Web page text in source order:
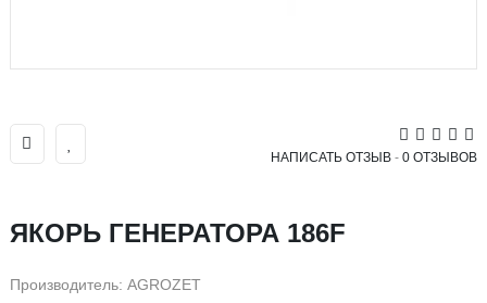
НАПИСАТЬ ОТЗЫВ - 0 ОТЗЫВОВ
ЯКОРЬ ГЕНЕРАТОРА 186F
Производитель: AGROZET